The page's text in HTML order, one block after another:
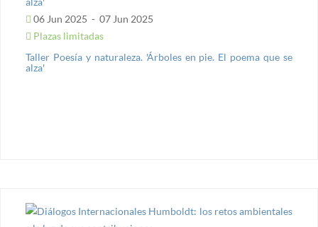
06 Jun 2025 - 07 Jun 2025
Plazas limitadas
Taller Poesía y naturaleza. 'Árboles en pie. El poema que se
alza'